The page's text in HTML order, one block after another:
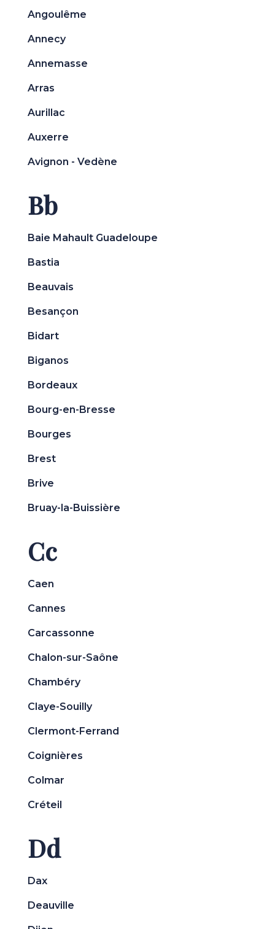
Angoulême
Annecy
Annemasse
Arras
Aurillac
Auxerre
Avignon - Vedène
Bb
Baie Mahault Guadeloupe
Bastia
Beauvais
Besançon
Bidart
Biganos
Bordeaux
Bourg-en-Bresse
Bourges
Brest
Brive
Bruay-la-Buissière
Cc
Caen
Cannes
Carcassonne
Chalon-sur-Saône
Chambéry
Claye-Souilly
Clermont-Ferrand
Coignières
Colmar
Créteil
Dd
Dax
Deauville